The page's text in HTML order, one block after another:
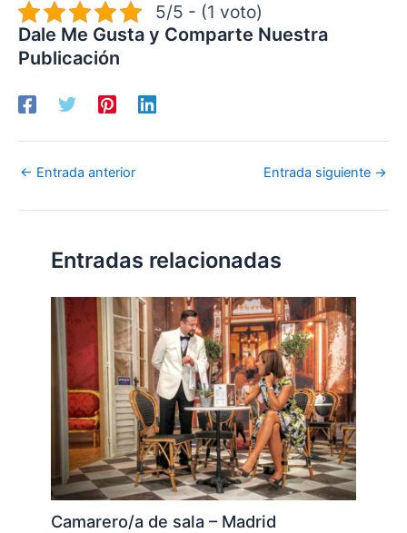
5/5 - (1 voto)
Dale Me Gusta y Comparte Nuestra
Publicación
← Entrada anterior Entrada siguiente →
Entradas relacionadas
Camarero/a de sala – Madrid